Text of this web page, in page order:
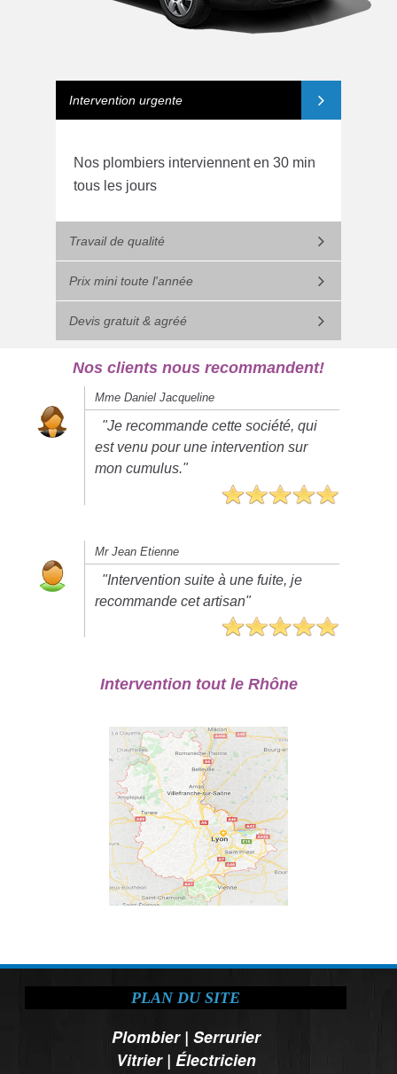
Intervention urgente
Nos plombiers interviennent en 30 min
tous les jours
Travail de qualité
Prix mini toute l'année
Devis gratuit & agréé
Nos clients nous recommandent!
Mme Daniel Jacqueline
"Je recommande cette société, qui
est venu pour une intervention sur
mon cumulus."
Mr Jean Etienne
"Intervention suite à une fuite, je
recommande cet artisan"
Intervention tout le Rhône
PLAN DU SITE
Plombier| Serrurier
Vitrier| Électricien